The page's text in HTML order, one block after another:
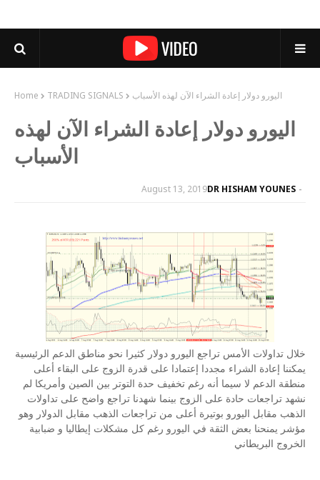
Home TRADING SIGNALS اليورو دولار إعادة الشراء الآن لهذه الأسباب
اليورو دولار إعادة الشراء الآن لهذه
الأسباب
DR HISHAM YOUNES
August 13, 2019
خلال تداولات الأمس تراجع اليورو دولار كثيرا نحو مناطق الدعم الرئيسية
يمكننا إعادة الشراء مجددا إعتمادا على قدرة الزوج على البقاء أعلى
منطقة الدعم لا سيما أنه رغم تخفيف حدة التوتر بين الصين وأمريكا لم
نشهد تراجعات حادة على الزوج بينما شهدنا تراجع واضح على تداولات
الذهب مقابل اليورو بوتيرة أعلى من تراجعات الذهب مقابل الدولار وهو
مؤشر يمنحنا بعض الثقة في اليورو رغم كل مشكلات إيطاليا و ضبابية
الخروج البريطاني